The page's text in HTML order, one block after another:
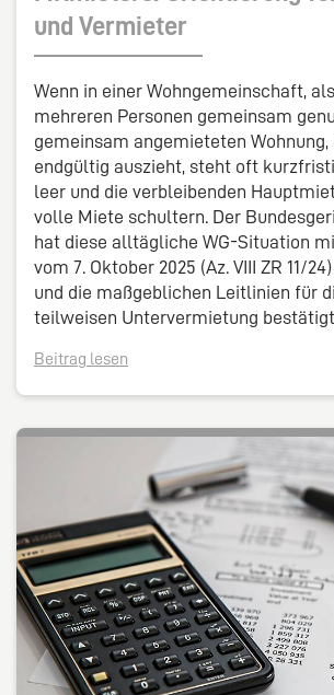
und Vermieter
Wenn in einer Wohngemeinschaft,
mehreren Personen gemeinsam
gemeinsam angemieteten
endgültig auszieht, steht oft
leer und die verbleibenden
volle Miete schultern. Der
hat diese alltägliche WG-Situation
vom 7. Oktober 2025 (Az. VIII ZR 11/
und die maßgeblichen Leitlinien für
teilweisen Untervermietung
Beitrag lesen